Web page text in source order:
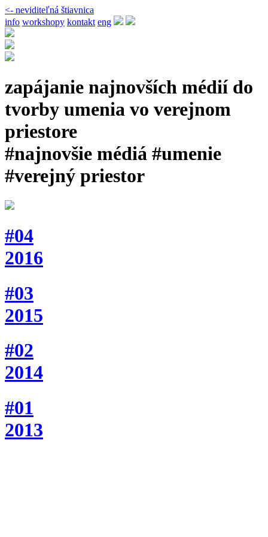
<- neviditeľná štiavnica
info workshopy kontakt eng
zapájanie najnovších médií do
tvorby umenia vo verejnom
priestore
#najnovšie médiá #umenie
#verejný priestor
#04
2016
#03
2015
#02
2014
#01
2013